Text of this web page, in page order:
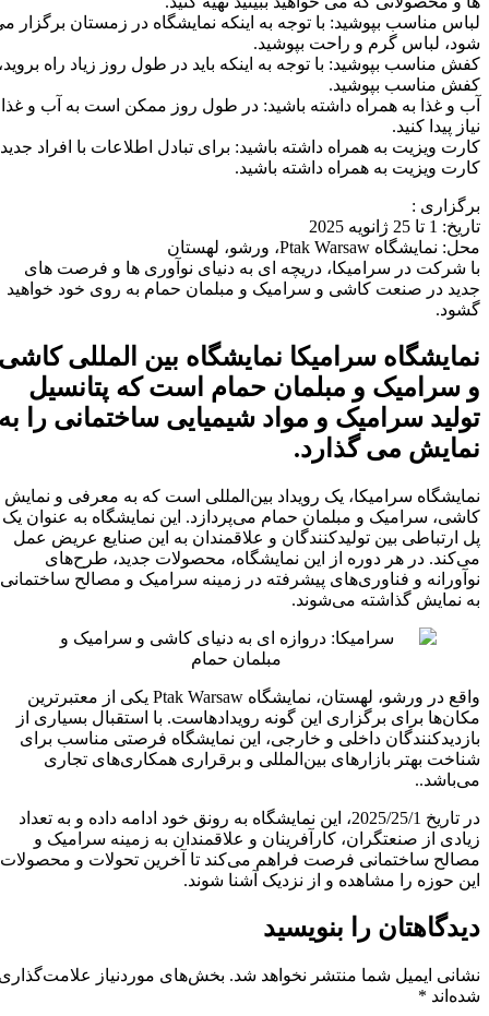
لباس مناسب بپوشید: با توجه به اینکه نمایشگاه در زمستان برگزار می
شود، لباس گرم و راحت بپوشید.
کفش مناسب بپوشید: با توجه به اینکه باید در طول روز زیاد راه بروید،
کفش مناسب بپوشید.
آب و غذا به همراه داشته باشید: در طول روز ممکن است به آب و غذا
نیاز پیدا کنید.
کارت ویزیت به همراه داشته باشید: برای تبادل اطلاعات با افراد جدید،
کارت ویزیت به همراه داشته باشید.
برگزاری :
تاریخ: 1 تا 25 ژانویه 2025
محل: نمایشگاه Ptak Warsaw، ورشو، لهستان
با شرکت در سرامیکا، دریچه ای به دنیای نوآوری ها و فرصت های
جدید در صنعت کاشی و سرامیک و مبلمان حمام به روی خود خواهید
گشود.
نمایشگاه سرامیکا نمایشگاه بین المللی کاشی
و سرامیک و مبلمان حمام است که پتانسیل
تولید سرامیک و مواد شیمیایی ساختمانی را به
نمایش می گذارد.
نمایشگاه سرامیکا، یک رویداد بین‌المللی است که به معرفی و نمایش
کاشی، سرامیک و مبلمان حمام می‌پردازد. این نمایشگاه به عنوان یک
پل ارتباطی بین تولیدکنندگان و علاقمندان به این صنایع عریض عمل
می‌کند. در هر دوره از این نمایشگاه، محصولات جدید، طرح‌های
نوآورانه و فناوری‌های پیشرفته در زمینه سرامیک و مصالح ساختمانی
به نمایش گذاشته می‌شوند.
واقع در ورشو، لهستان، نمایشگاه Ptak Warsaw یکی از معتبرترین
مکان‌ها برای برگزاری این گونه رویدادهاست. با استقبال بسیاری از
بازدیدکنندگان داخلی و خارجی، این نمایشگاه فرصتی مناسب برای
شناخت بهتر بازارهای بین‌المللی و برقراری همکاری‌های تجاری
می‌باشد..
در تاریخ 2025/25/1، این نمایشگاه به رونق خود ادامه داده و به تعداد
زیادی از صنعتگران، کارآفرینان و علاقمندان به زمینه سرامیک و
مصالح ساختمانی فرصت فراهم می‌کند تا آخرین تحولات و محصولات
این حوزه را مشاهده و از نزدیک آشنا شوند.
دیدگاهتان را بنویسید
نشانی ایمیل شما منتشر نخواهد شد. بخش‌های موردنیاز علامت‌گذاری
شده‌اند*